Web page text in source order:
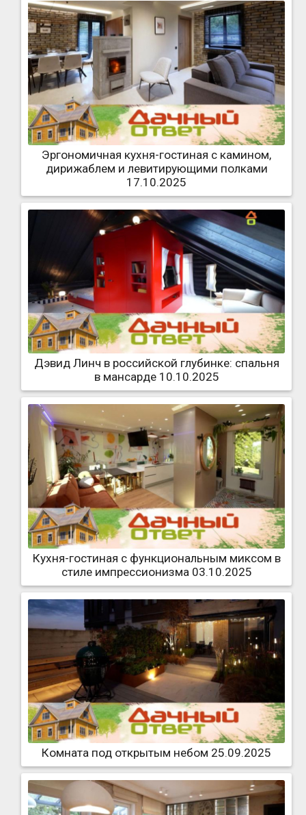
Эргономичная кухня-гостиная с камином,
дирижаблем и левитирующими полками
17.10.2025
Дэвид Линч в российской глубинке: спальня
в мансарде 10.10.2025
Кухня-гостиная с функциональным миксом в
стиле импрессионизма 03.10.2025
Комната под открытым небом 25.09.2025